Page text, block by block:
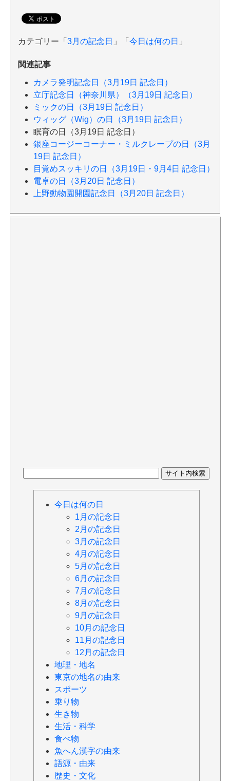
カテゴリー「 3月の記念日 」「 今日は何の日 」
関連記事
カメラ発明記念日（3月19日 記念日）
立庁記念日（神奈川県）（3月19日 記念日）
ミックの日（3月19日 記念日）
ウィッグ（Wig）の日（3月19日 記念日）
眠育の日（3月19日 記念日）
銀座コージーコーナー・ミルクレープの日（3月
19日 記念日）
目覚めスッキリの日（3月19日・9月4日 記念日）
電卓の日（3月20日 記念日）
上野動物園開園記念日（3月20日 記念日）
今日は何の日
1月の記念日
2月の記念日
3月の記念日
4月の記念日
5月の記念日
6月の記念日
7月の記念日
8月の記念日
9月の記念日
10月の記念日
11月の記念日
12月の記念日
地理・地名
東京の地名の由来
スポーツ
乗り物
生き物
生活・科学
食べ物
魚へん漢字の由来
語源・由来
歴史・文化